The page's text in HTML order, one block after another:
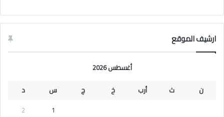
ارشيف الموقع
أغسطس 2026
ن
ث أرب خ ج س
د
1
2